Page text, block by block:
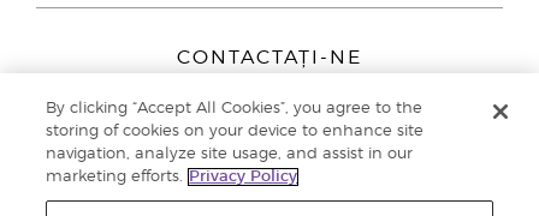
CONTACTAȚI-NE
Peizerweg 97
9727 AJ Groningen
Netherlands
Înscriere Brand Partners0800 890113
By clicking “Accept All Cookies”, you agree to the
storing of cookies on your device to enhance site
navigation, analyze site usage, and assist in our
marketing efforts.
Privacy Policy